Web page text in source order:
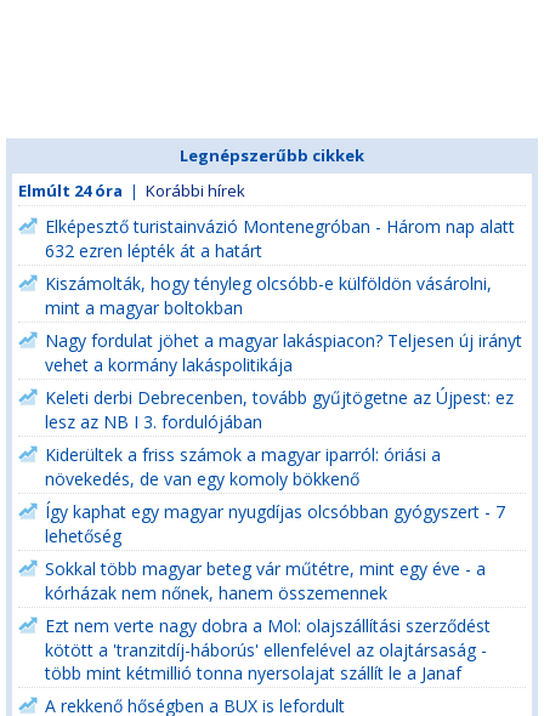
Legnépszerűbb cikkek
Elmúlt 24 óra | Korábbi hírek
Elképesztő turistainvázió Montenegróban - Három nap alatt
632 ezren lépték át a határt
Kiszámolták, hogy tényleg olcsóbb-e külföldön vásárolni,
mint a magyar boltokban
Nagy fordulat jöhet a magyar lakáspiacon? Teljesen új irányt
vehet a kormány lakáspolitikája
Keleti derbi Debrecenben, tovább gyűjtögetne az Újpest: ez
lesz az NB I 3. fordulójában
Kiderültek a friss számok a magyar iparról: óriási a
növekedés, de van egy komoly bökkenő
Így kaphat egy magyar nyugdíjas olcsóbban gyógyszert - 7
lehetőség
Sokkal több magyar beteg vár műtétre, mint egy éve - a
kórházak nem nőnek, hanem összemennek
Ezt nem verte nagy dobra a Mol: olajszállítási szerződést
kötött a 'tranzitdíj-háborús' ellenfelével az olajtársaság -
több mint kétmillió tonna nyersolajat szállít le a Janaf
A rekkenő hőségben a BUX is lefordult